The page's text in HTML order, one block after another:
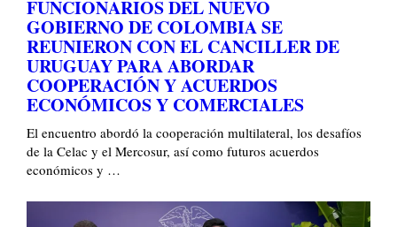
FUNCIONARIOS DEL NUEVO
GOBIERNO DE COLOMBIA SE
REUNIERON CON EL CANCILLER DE
URUGUAY PARA ABORDAR
COOPERACIÓN Y ACUERDOS
ECONÓMICOS Y COMERCIALES
El encuentro abordó la cooperación multilateral, los desafíos
de la Celac y el Mercosur, así como futuros acuerdos
económicos y …